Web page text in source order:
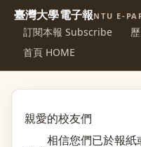
臺灣大學電子報NTU E-
訂閱本報 Subscribe
首頁 HOME
親愛的校友們
相信您們已於報紙